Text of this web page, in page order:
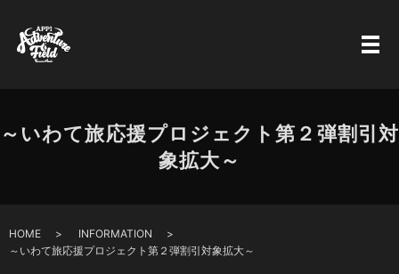
～いわて旅応援プロジェクト第２弾割引対
象拡大～
HOME
INFORMATION
～いわて旅応援プロジェクト第２弾割引対象拡大～